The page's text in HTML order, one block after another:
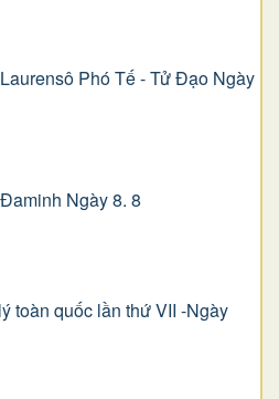
Phó Tế - Tử Đạo Ngày
Ngày 8. 8
toàn quốc lần thứ VII -Ngày